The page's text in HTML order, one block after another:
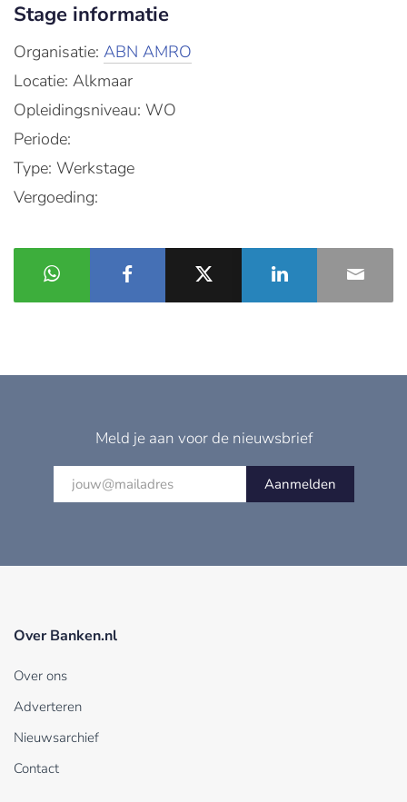
Stage informatie
Organisatie: ABN AMRO
Locatie: Alkmaar
Opleidingsniveau: WO
Periode:
Type: Werkstage
Vergoeding:
Meld je aan voor de nieuwsbrief
Aanmelden
Over Banken.nl
Over ons
Adverteren
Nieuwsarchief
Contact